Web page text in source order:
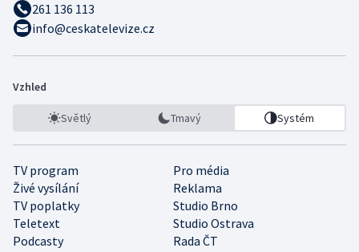
261 136 113
info@ceskatelevize.cz
Vzhled
Světlý Tmavý Systém
TV program
Pro média
Živé vysílání
Reklama
TV poplatky
Studio Brno
Teletext
Studio Ostrava
Podcasty
Rada ČT